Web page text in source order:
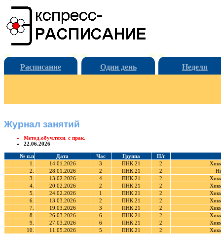
Расписание Один день Неделя
Журнал занятий
Метод.обуч.техн. с прак.
22.06.2026
№ п.п Дата Час Группа
П/г
1.
14.01.2026 3 ПНК 21 2
2.
28.01.2026 2 ПНК 21 2
3.
13.02.2026 4 ПНК 21 2
4.
20.02.2026 2 ПНК 21 2
5.
24.02.2026 1 ПНК 21 2
6.
13.03.2026 2 ПНК 21 2
7.
19.03.2026 3 ПНК 21 2
8.
26.03.2026 6 ПНК 21 2
9.
27.03.2026 6 ПНК 21 2
10.
11.05.2026 5 ПНК 21 2